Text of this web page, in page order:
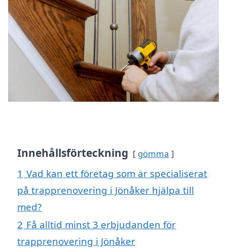
Innehållsförteckning gömma
1 Vad kan ett företag som är specialiserat
på trapprenovering i Jönåker hjälpa till
med?
2 Få alltid minst 3 erbjudanden för
trapprenovering i Jönåker